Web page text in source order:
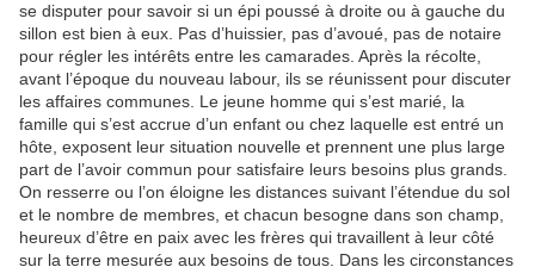
se disputer pour savoir si un épi poussé à droite ou à gauche du
sillon est bien à eux. Pas d’huissier, pas d’avoué, pas de notaire
pour régler les intérêts entre les camarades. Après la récolte,
avant l’époque du nouveau labour, ils se réunissent pour discuter
les affaires communes. Le jeune homme qui s’est marié, la
famille qui s’est accrue d’un enfant ou chez laquelle est entré un
hôte, exposent leur situation nouvelle et prennent une plus large
part de l’avoir commun pour satisfaire leurs besoins plus grands.
On resserre ou l’on éloigne les distances suivant l’étendue du sol
et le nombre de membres, et chacun besogne dans son champ,
heureux d’être en paix avec les frères qui travaillent à leur côté
sur la terre mesurée aux besoins de tous. Dans les circonstances